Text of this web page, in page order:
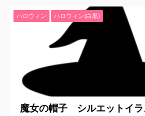
ハロウィン ハロウィン(白黒)
魔女の帽子 シルエットイ